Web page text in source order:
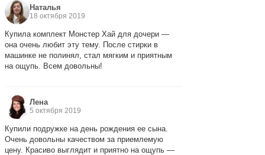
Наталья
18 октября 2019
Купила комплект Монстер Хай для дочери —
она очень любит эту тему. После стирки в
машинке не полинял, стал мягким и приятным
на ощупь. Всем довольны!
Лена
5 октября 2019
Купили подружке на день рождения ее сына.
Очень довольны качеством за приемлемую
цену. Красиво выглядит и приятно на ощупь —